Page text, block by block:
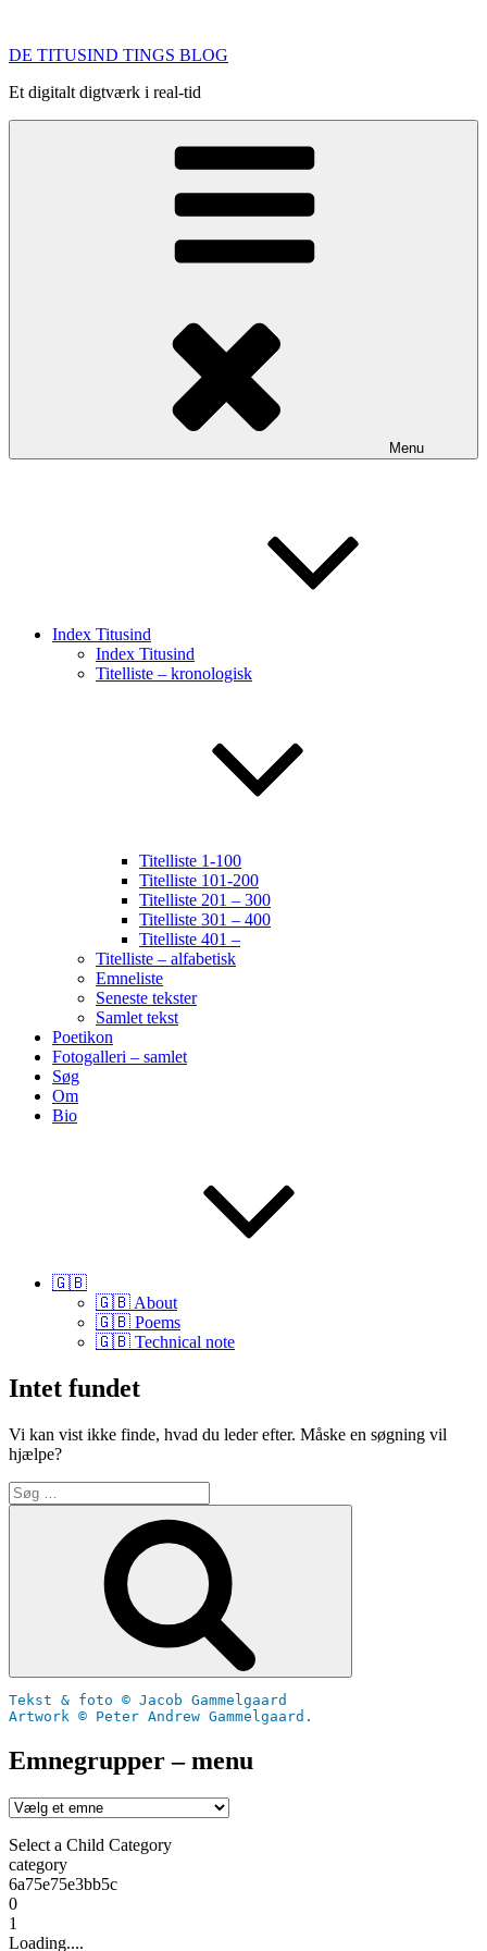
indhold
DE TITUSIND TINGS BLOG
Et digitalt digtværk i real-tid
Menu
Index Titusind
Index Titusind
Titelliste – kronologisk
Titelliste 1-100
Titelliste 101-200
Titelliste 201 – 300
Titelliste 301 – 400
Titelliste 401 –
Titelliste – alfabetisk
Emneliste
Seneste tekster
Samlet tekst
Poetikon
Fotogalleri – samlet
Søg
Om
Bio
🇬🇧
🇬🇧 About
🇬🇧 Poems
🇬🇧 Technical note
Intet fundet
Vi kan vist ikke finde, hvad du leder efter. Måske en søgning vil
hjælpe?
Søg
efter:
Tekst & foto © Jacob Gammelgaard
Artwork © Peter Andrew Gammelgaard.
Emnegrupper – menu
Select a Child Category
category
6a75e75e3bb5c
0
1
Loading....